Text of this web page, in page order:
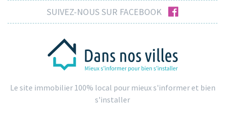
SUIVEZ-NOUS SUR FACEBOOK facebook
Le site immobilier 100% local pour mieux s'informer et bien
s'installer